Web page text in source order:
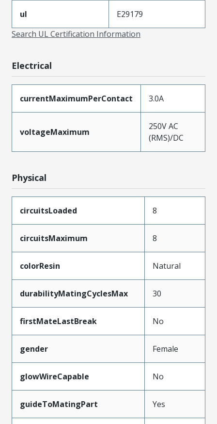
ul
E29179
Search UL Certification Information
Electrical
currentMaximumPerContact 3.0A
voltageMaximum
250V AC
(RMS)/DC
Physical
circuitsLoaded 8
circuitsMaximum 8
colorResin Natural
durabilityMatingCyclesMax 30
firstMateLastBreak No
gender Female
glowWireCapable No
guideToMatingPart Yes